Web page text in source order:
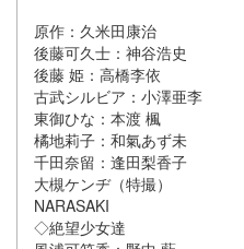
原作：久米田康治
後藤可久士：神谷浩史
後藤 姫：高橋李依
古武シルビア：小澤亜李
東御ひな：本渡 楓
橘地莉子：和氣あず未
千田奈留：逢田梨香子
大槻ケンヂ（特撮）
NARASAKI
◇絶望少女達